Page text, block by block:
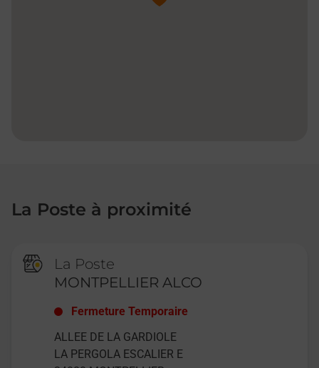
La Poste à proximité
La Poste
MONTPELLIER ALCO
Fermeture Temporaire
ALLEE DE LA GARDIOLE
LA PERGOLA ESCALIER E